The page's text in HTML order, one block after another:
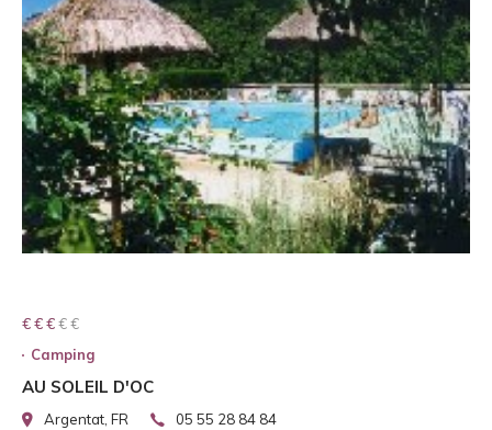
€ € € € €
€ € €
Camping
AU SOLEIL D'OC
Argentat, FR 05 55 28 84 84